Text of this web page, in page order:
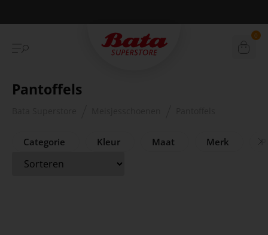
Betaal achteraf met Klarna 0
Pantoffels
Categorie Kleur Maat Merk